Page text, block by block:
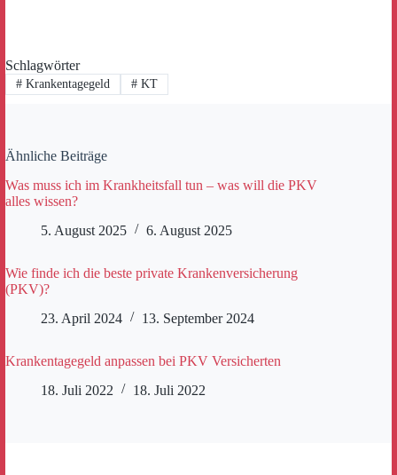
Schlagwörter
#Krankentagegeld #KT
Ähnliche Beiträge
Was muss ich im Krankheitsfall tun – was will die PKV
alles wissen?
5. August 2025
6. August 2025
Wie finde ich die beste private Krankenversicherung
(PKV)?
23. April 2024
13. September 2024
Krankentagegeld anpassen bei PKV Versicherten
18. Juli 2022
18. Juli 2022